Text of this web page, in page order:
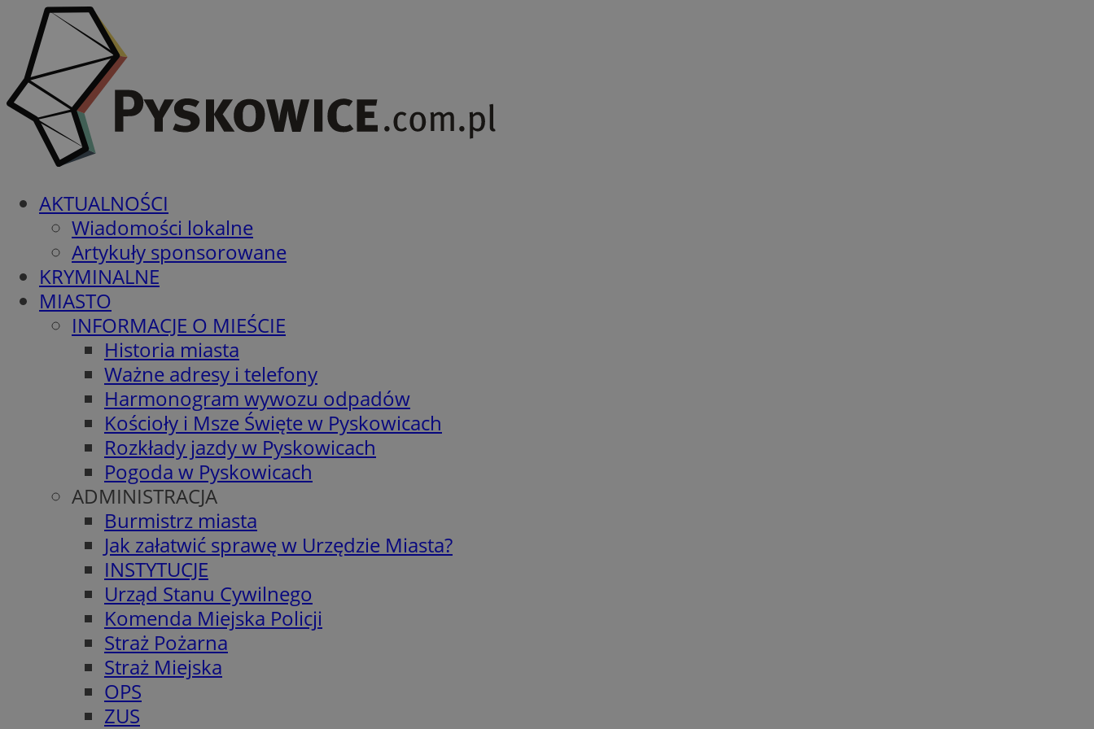
AKTUALNOŚCI
Wiadomości lokalne
Artykuły sponsorowane
KRYMINALNE
MIASTO
INFORMACJE O MIEŚCIE
Historia miasta
Ważne adresy i telefony
Harmonogram wywozu odpadów
Kościoły i Msze Święte w Pyskowicach
Rozkłady jazdy w Pyskowicach
Pogoda w Pyskowicach
ADMINISTRACJA
Burmistrz miasta
Jak załatwić sprawę w Urzędzie Miasta?
INSTYTUCJE
Urząd Stanu Cywilnego
Komenda Miejska Policji
Straż Pożarna
Straż Miejska
OPS
ZUS